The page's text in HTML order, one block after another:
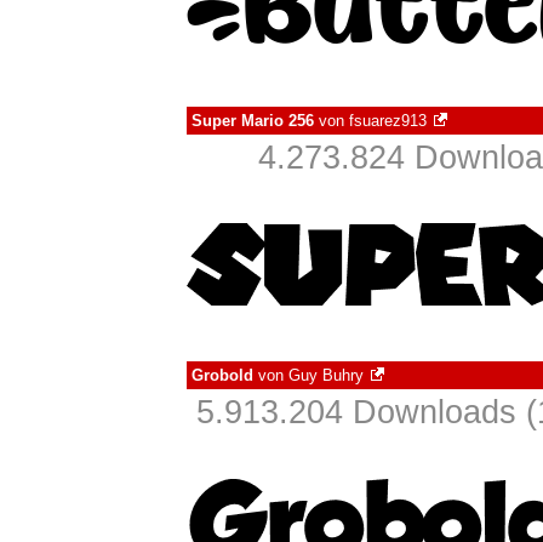
Super Mario 256 von fsuarez913
4.273.824
Grobold von Guy Buhry
5.913.204 Downloads